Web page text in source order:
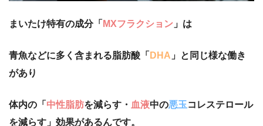
まいたけ特有の成分「 MXフラクション 」は
青魚などに多く含まれる脂肪酸「 DHA 」と同じ様な働き
があり
体内の「 中性脂肪を減らす・ 血液中の悪玉コレステロール
を減らす」効果があるんです。